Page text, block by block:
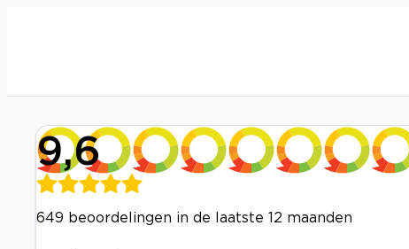
9,6
649 beoordelingen in de laatste 12 maanden